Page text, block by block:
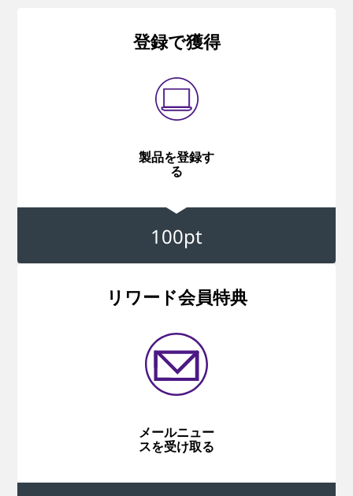
登録で獲得
製品を登録す
る
100pt
リワード会員特典
メールニュー
スを受け取る